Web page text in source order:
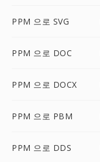
PPM 으로 SVG
PPM 으로 DOC
PPM 으로 DOCX
PPM 으로 PBM
PPM 으로 DDS